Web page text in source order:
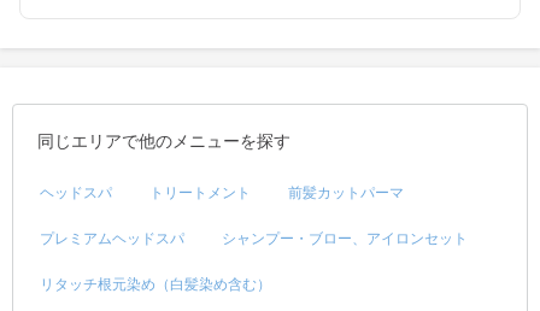
同じエリアで他のメニューを探す
ヘッドスパ トリートメント 前髪カットパーマ
プレミアムヘッドスパ シャンプー・ブロー、アイロンセット
リタッチ根元染め（白髪染め含む）